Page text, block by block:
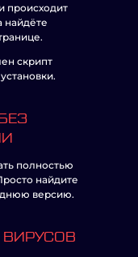
происходит
найдёте
скрипт
полностью
найдите
версию.
ВИРУСОВ